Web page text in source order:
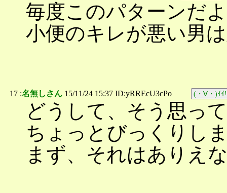
毎度このパターンだ
小便のキレが悪い男
17 :名無しさん 15/11/24 15:37 ID:yRREcU3cPo (・∀・)ｲｲ
どうして、そう思っ
ちょっとびっくりし
まず、それはありえ